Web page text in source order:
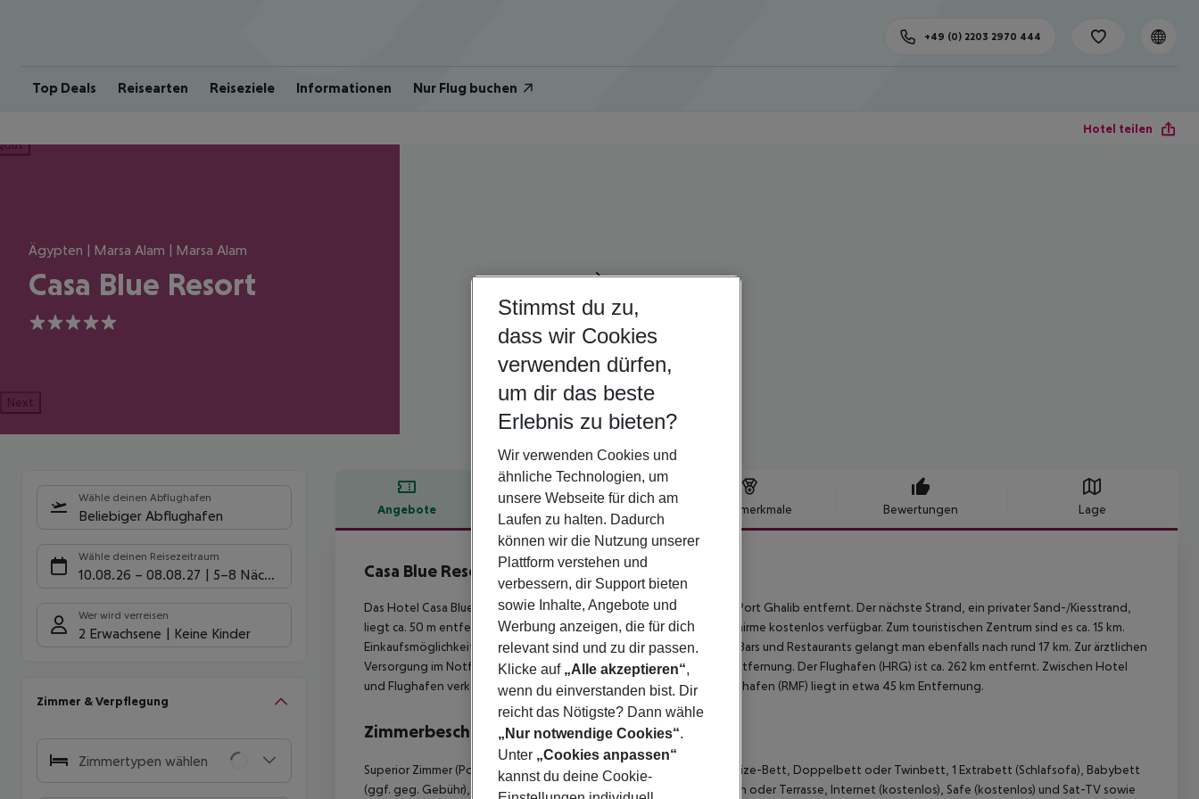
Top Deals Reisearten Reiseziele Informationen Nur Flug buchen
+49 (0) 2203 2970 444
Hotel teilen
Ägypten | Marsa Alam | Marsa Alam
Casa Blue Resort
5
Next
Wähle deinen Abflughafen
Beliebiger Abflughafen
Wähle deinen Reisezeitraum
10.08.26 – 08.08.27 5-8 Nächte
Wer wird verreisen
2 Erwachsene Keine Kinder
Zimmer & Verpflegung
Zimmertypen wählen
Angebote Hotelmerkmale Bewertungen Lage
Hotelbeschreibung
Casa Blue Resort
5
Das Hotel Casa Blue Resort (Adults only) befindet sich ca. 15 km von Port Ghalib entfernt. Der nächste Strand, ein privater Sand-/Kiesstrand,
liegt ca. 50 m entfernt. Am Strand sind Sonnenliegen und Sonnenschirme kostenlos verfügbar. Zum touristischen Zentrum sind es ca. 15 km.
Einkaufsmöglichkeiten liegen ca. 17 km vom Hotel. Zu den nächsten Bars und Restaurants gelangt man ebenfalls nach rund 17 km. Zur ärztlichen
Versorgung im Notfall befindet sich ein Krankenhaus in etwa 15 km Entfernung. Der Flughafen (HRG) ist ca. 262 km entfernt. Zwischen Hotel
und Flughafen verkehrt (gegen Gebühr) ein Shuttle. Ein weiterer Flughafen (RMF) liegt in etwa 45 km Entfernung.
Zimmerbeschreibung
Superior Zimmer (Poolblick): Die Zimmer sind ausgestattet mit King-Size-Bett, Doppelbett oder Twinbett, 1 Extrabett (Schlafsofa), Babybett
(ggf. geg. Gebühr), Teppichboden, Wasserkocher (kostenlos), Balkon oder Terrasse, Internet (kostenlos), Safe (kostenlos) und Sat-TV sowie
Stimmst du zu,
dass wir Cookies
verwenden dürfen,
um dir das beste
Erlebnis zu bieten?
Wir verwenden Cookies und
ähnliche Technologien, um
unsere Webseite für dich am
Laufen zu halten. Dadurch
können wir die Nutzung unserer
Plattform verstehen und
verbessern, dir Support bieten
sowie Inhalte, Angebote und
Werbung anzeigen, die für dich
relevant sind und zu dir passen.
Klicke auf „Alle akzeptieren“,
wenn du einverstanden bist. Dir
reicht das Nötigste? Dann wähle
„Nur notwendige Cookies“.
Unter „Cookies anpassen“
kannst du deine Cookie-